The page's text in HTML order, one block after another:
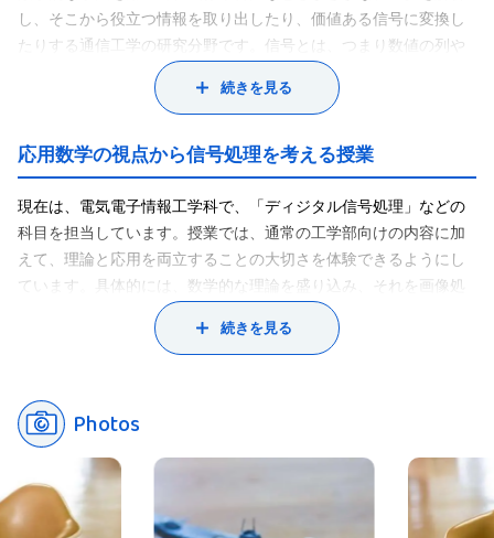
し、そこから役立つ情報を取り出したり、価値ある信号に変換し
たりする通信工学の研究分野です。信号とは、つまり数値の列や
数値の集まりのことで、これらを詳しく調べ、隠れた法則を見出
したりする研究分野と考えていいと思います。
イペグ）」が挙げられます。カメラが好きな人ならお馴染みのフ
ァイル形式ですよね？ このJPEGは、元のフルサイズの画像デー
タから人間の目には見えない部分のデータを特定の法則で削り、
ファイルサイズを軽くしているのです。同様に音声データの圧縮
方式のひとつである「AAC」は、人間には聞こえにくい周波数帯
のデータを削り、同じような音声データのままファイルサイズを
信号処理は、手段として数学を利用する学問分野ですが、私は数
代は、情報系の学部で数学的な手法を用いて、データ解析などを
行っていました。この研究をしているうちに、手段である数学的
手法に強い興味を持つようになり、応用数学を用いた理論的な研
究に取り組むようになりました。なので、私が扱う信号処理は、
かなり数学に重きを置いたものと考えてもらっていいと思いま
続きを見る
応用数学の視点から信号処理を考える授業
現在は、電気電子情報工学科で、「ディジタル信号処理」などの
科目を担当しています。授業では、通常の工学部向けの内容に加
えて、理論と応用を両立することの大切さを体験できるようにし
ています。具体的には、数学的な理論を盛り込み、それを画像処
理や音声処理に応用して、プログラミングで実装して確かめてみ
るような流れを意識しています。実際に取り組むのは、画像や音
その背景は高度な数学の理論に支えられています。
高校までは、計算が得意だから、答えがひとつだから……といっ
た理由で数学を好きになる人も多いと思います。ただ、それは数
学の入口にすぎません。本来、数学とは物事を抽象化するための
言語の一種のようなもので、数学の理論を用いて、画像データの
続きを見る
Photos